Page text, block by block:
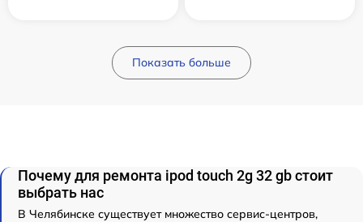
Показать больше
Почему для ремонта ipod touch 2g 32 gb стоит
выбрать нас
В Челябинске существует множество сервис-центров,